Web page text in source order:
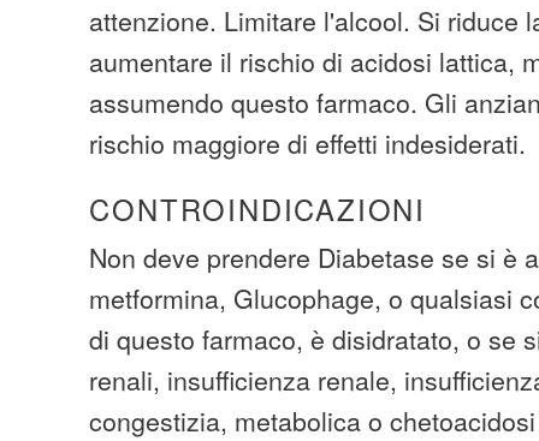
attenzione. Limitare l'alcool. Si riduce
aumentare il rischio di acidosi lattica,
assumendo questo farmaco. Gli
rischio maggiore di effetti indesiderati.
CONTROINDICAZIONI
Non deve prendere Diabetase se si è
metformina, Glucophage, o qualsiasi
di questo farmaco, è disidratato, o se
renali, insufficienza renale,
congestizia, metabolica o